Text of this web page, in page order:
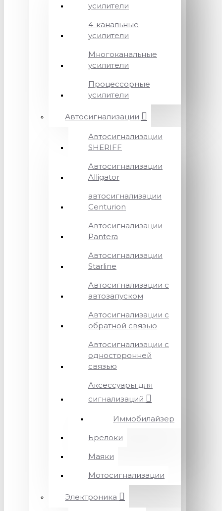
усилители
4-канальные
усилители
Многоканальные
усилители
Процессорные
усилители
Автосигнализации
Автосигнализации
SHERIFF
Автосигнализации
Alligator
автосигнализации
Centurion
Автосигнализации
Pantera
Автосигнализации
Starline
Автосигнализации с
автозапуском
Автосигнализации с
обратной связью
Автосигнализации с
односторонней
связью
Аксессуары для
сигнализаций
Иммобилайзер
Брелоки
Маяки
Мотосигнализации
Электроника